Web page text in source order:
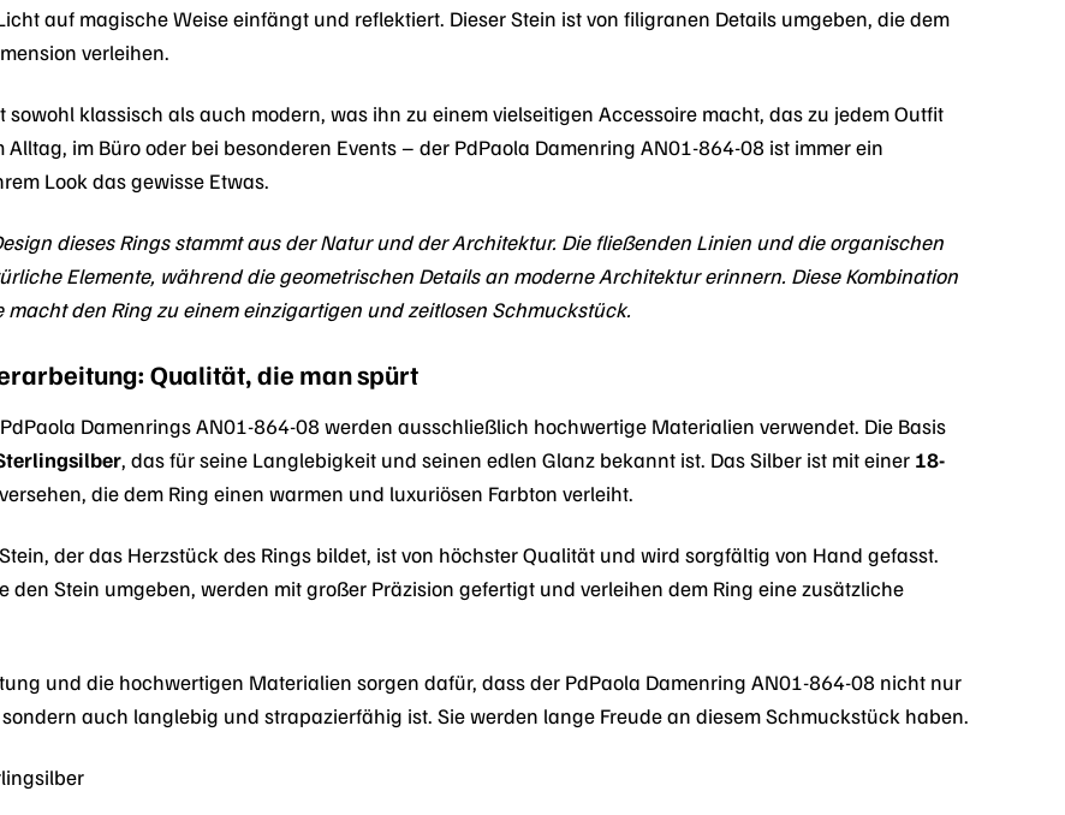
auf magische Weise einfängt und reflektiert. Dieser Stein ist von filigranen Details umgeben, die dem
verleihen.
sowohl klassisch als auch modern, was ihn zu einem vielseitigen Accessoire macht, das zu jedem Outfit
Alltag, im Büro oder bei besonderen Events – der PdPaola Damenring AN01-864-08 ist immer ein
Look das gewisse Etwas.
dieses Rings stammt aus der Natur und der Architektur. Die fließenden Linien und die organischen
Elemente, während die geometrischen Details an moderne Architektur erinnern. Diese Kombination
den Ring zu einem einzigartigen und zeitlosen Schmuckstück.
Qualität, die man spürt
Damenrings AN01-864-08 werden ausschließlich hochwertige Materialien verwendet. Die Basis
, das für seine Langlebigkeit und seinen edlen Glanz bekannt ist. Das Silber ist mit einer 18-
versehen, die dem Ring einen warmen und luxuriösen Farbton verleiht.
der das Herzstück des Rings bildet, ist von höchster Qualität und wird sorgfältig von Hand gefasst.
den Stein umgeben, werden mit großer Präzision gefertigt und verleihen dem Ring eine zusätzliche
und die hochwertigen Materialien sorgen dafür, dass der PdPaola Damenring AN01-864-08 nicht nur
auch langlebig und strapazierfähig ist. Sie werden lange Freude an diesem Schmuckstück haben.